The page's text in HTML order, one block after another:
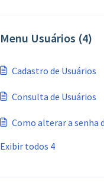
Menu Usuários (4)
Cadastro de Usuários
Consulta de Usuários
Como alterar a senha
Exibir todos 4